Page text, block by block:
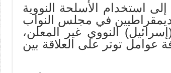
استخدام الأسلحة النووية
في مجلس النواب
النووي غير المعلن،
عوامل توتر على العلاقة بين